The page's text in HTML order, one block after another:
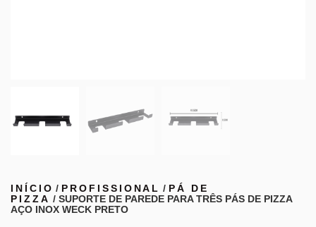
INÍCIO / PROFISSIONAL / PÁ DE
PIZZA / SUPORTE DE PAREDE PARA TRÊS PÁS DE PIZZA
AÇO INOX WECK PRETO